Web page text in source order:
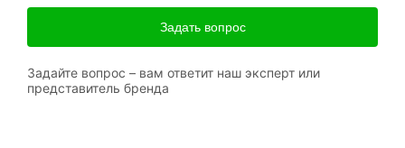
Задать вопрос
Задайте вопрос – вам ответит наш эксперт или
представитель бренда